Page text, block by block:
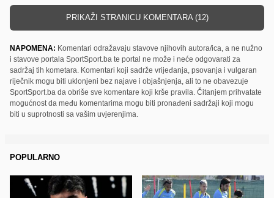
PRIKAŽI STRANICU KOMENTARA (12)
NAPOMENA: Komentari odražavaju stavove njihovih autora/ica, a ne nužno
i stavove portala SportSport.ba te portal ne može i neće odgovarati za
sadržaj tih kometara. Komentari koji sadrže vrijeđanja, psovanja i vulgaran
riječnik mogu biti uklonjeni bez najave i objašnjenja, ali to ne obavezuje
SportSport.ba da obriše sve komentare koji krše pravila. Čitanjem prihvatate
mogućnost da među komentarima mogu biti pronađeni sadržaji koji mogu
biti u suprotnosti sa vašim uvjerenjima.
POPULARNO